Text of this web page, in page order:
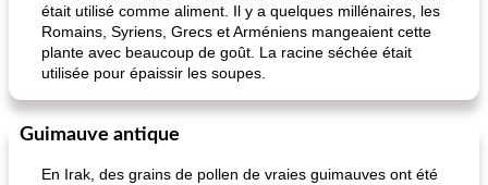
était utilisé comme aliment. Il y a quelques millénaires, les
Romains, Syriens, Grecs et Arméniens mangeaient cette
plante avec beaucoup de goût. La racine séchée était
utilisée pour épaissir les soupes.
Guimauve antique
En Irak, des grains de pollen de vraies guimauves ont été